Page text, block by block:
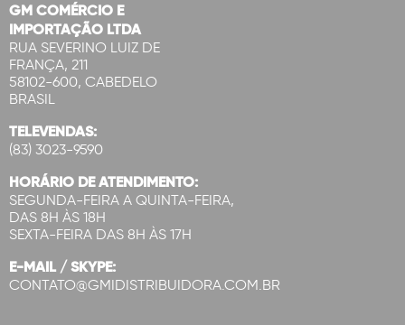
GM COMÉRCIO E
IMPORTAÇÃO LTDA
RUA SEVERINO LUIZ DE
FRANÇA, 211
58102-600, CABEDELO
BRASIL
TELEVENDAS:
(83) 3023-9590
HORÁRIO DE ATENDIMENTO:
SEGUNDA-FEIRA A QUINTA-FEIRA,
DAS 8H ÀS 18H
SEXTA-FEIRA DAS 8H ÀS 17H
E-MAIL / SKYPE:
CONTATO@GMIDISTRIBUIDORA.COM.BR